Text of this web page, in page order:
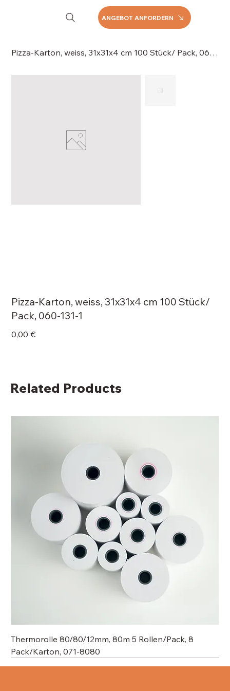
ANGEBOT ANFORDERN
Pizza-Karton, weiss, 31x31x4 cm 100 Stück/ Pack, 060-131-1
Pizza-Karton, weiss, 31x31x4 cm 100 Stück/
Pack, 060-131-1
Price
0,00 €
Related Products
Thermorolle 80/80/12mm, 80m 5 Rollen/Pack, 8
Pack/Karton, 071-8080